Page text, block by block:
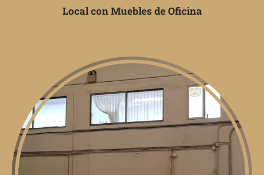
Local con Muebles de Oficina